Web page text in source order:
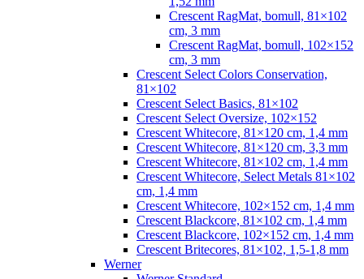
Crescent RagMat, bomull, 81×102
cm, 3 mm
Crescent RagMat, bomull, 102×152
cm, 3 mm
Crescent Select Colors Conservation,
81×102
Crescent Select Basics, 81×102
Crescent Select Oversize, 102×152
Crescent Whitecore, 81×120 cm, 1,4 mm
Crescent Whitecore, 81×120 cm, 3,3 mm
Crescent Whitecore, 81×102 cm, 1,4 mm
Crescent Whitecore, Select Metals 81×102
cm, 1,4 mm
Crescent Whitecore, 102×152 cm, 1,4 mm
Crescent Blackcore, 81×102 cm, 1,4 mm
Crescent Blackcore, 102×152 cm, 1,4 mm
Crescent Britecores, 81×102, 1,5-1,8 mm
Werner